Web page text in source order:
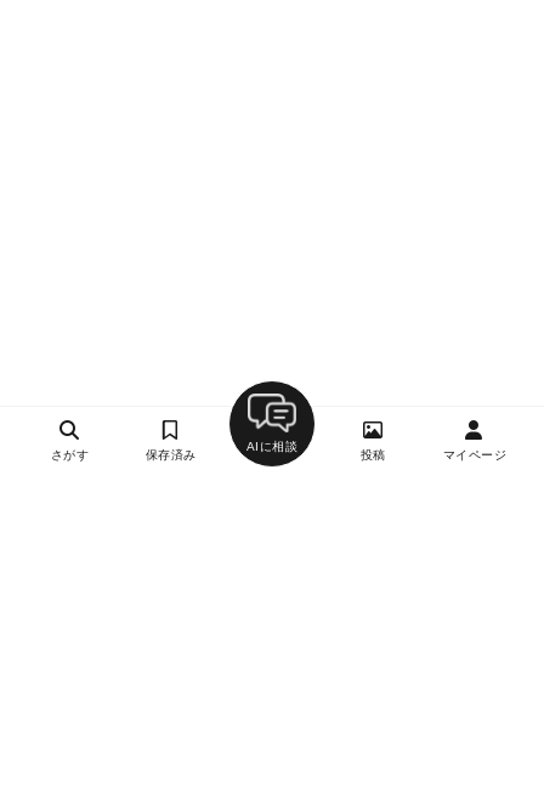
さがす 保存済み
AIに相談
投稿 マイページ